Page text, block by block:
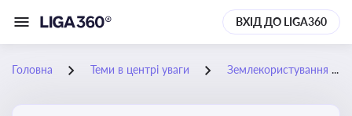
ВХІД ДО LIGA360
Головна Теми в центрі уваги Землекористування